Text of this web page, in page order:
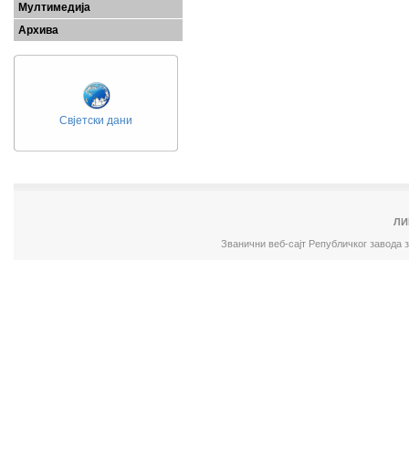
Мултимедија
Архива
Свјетски дани
Званични веб-сајт Републичког